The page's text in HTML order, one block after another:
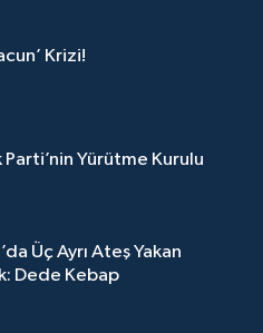
Krizi!
Parti’nin Yürütme Kurulu
Üç Ayrı Ateş Yakan
Dede Kebap